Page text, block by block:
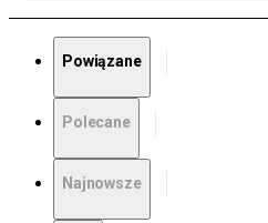
Powiązane
Polecane
Najnowsze